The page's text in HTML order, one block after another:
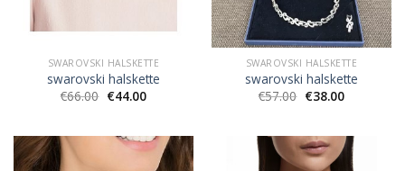
SWAROVSKI HALSKETTE
swarovski halskette
€66.00 €44.00
SWAROVSKI HALSKETTE
swarovski halskette
€57.00 €38.00